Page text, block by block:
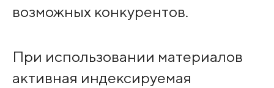
возможных конкурентов.
При использовании материалов
активная индексируемая